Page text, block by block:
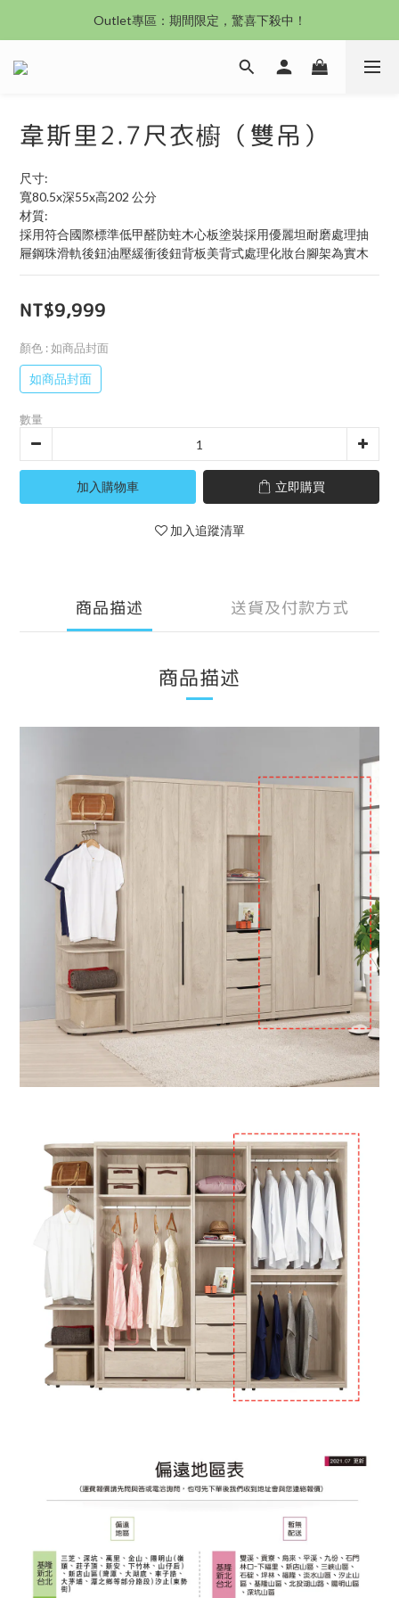
沙發新登場｜想躺就躺，頭等艙到商務艙一次擁有
Outlet專區：期間限定，驚喜下殺中！
沙發新登場｜想躺就躺，頭等艙到商務艙一次擁有
韋斯里2.7尺衣櫥（雙吊）
尺寸:
寬80.5x深55x高202 公分
材質:
採用符合國際標準低甲醛防蛀木心板塗裝採用優麗坦耐磨處理抽
屜鋼珠滑軌後鈕油壓緩衝後鈕背板美背式處理化妝台腳架為實木
NT$9,999
顏色 : 如商品封面
如商品封面
數量
加入購物車 立即購買
加入追蹤清單
商品描述 送貨及付款方式
商品描述